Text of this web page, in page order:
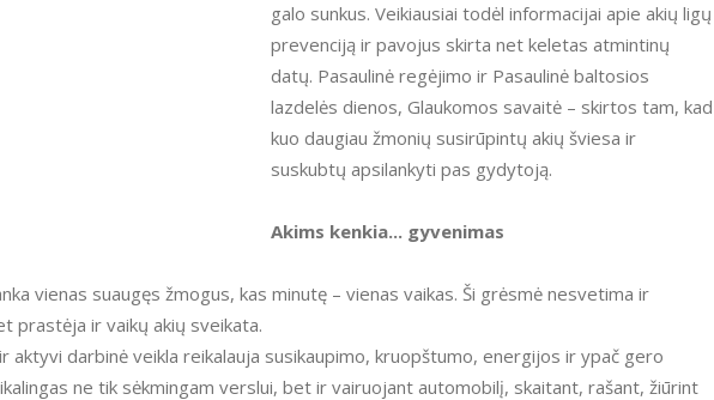
galo sunkus. Veikiausiai todėl informacijai apie akių ligų
prevenciją ir pavojus skirta net keletas atmintinų
datų. Pasaulinė regėjimo ir Pasaulinė baltosios
lazdelės dienos, Glaukomos savaitė – skirtos tam, kad
kuo daugiau žmonių susirūpintų akių šviesa ir
suskubtų apsilankyti pas gydytoją.
Akims kenkia... gyvenimas
prastėja ir vaikų akių sveikata.
ne tik sėkmingam verslui, bet ir vairuojant automobilį, skaitant, rašant, žiūrint